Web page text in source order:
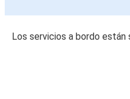
Los servicios a bordo están